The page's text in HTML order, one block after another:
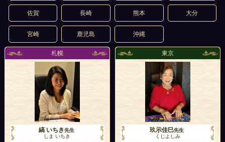
佐賀 長崎 熊本 大分
宮崎 鹿児島 沖縄
札幌
縞 いちき先生
しま いちき
東京
玖示佳巳先生
くじよしみ